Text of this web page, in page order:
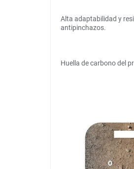
Alta adaptabilidad y
antipinchazos.
Huella de carbono del